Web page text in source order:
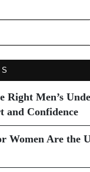
Right Men’s
and Confidence
Women Are the